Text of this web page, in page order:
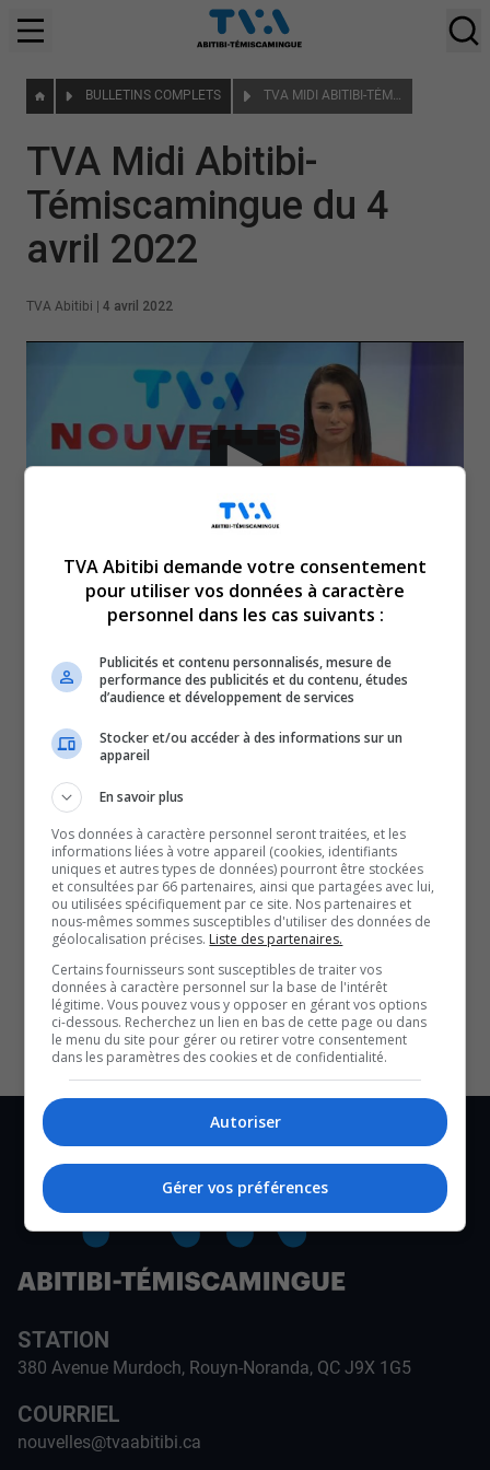
BULLETINS COMPLETS TVA MIDI ABITIBI-TÉMISCAMINGUE DU 4 AVRIL 2022
TVA Midi Abitibi-
Témiscamingue du 4
avril 2022
TVA Abitibi 4 avril 2022
En manchettes en ce lundi 4 avril 2022 :
De nouvelles règles d’isolement pour les travailleurs de
la santé.
Des événements régionaux annulés en raison de
la COVID-19…
QUESTION DU JOUR
Commentaires
SOUTENIR NOS MÉDIAS, C’EST PROTÉGER NOTRE
CULTURE ET NOTRE ÉCONOMIE
STATION
380 Avenue Murdoch, Rouyn-Noranda, QC J9X 1G5
COURRIEL
nouvelles@tvaabitibi.ca
TVA Abitibi demande votre consentement
pour utiliser vos données à caractère
personnel dans les cas suivants :
Publicités et contenu personnalisés, mesure de
performance des publicités et du contenu, études
d’audience et développement de services
Stocker et/ou accéder à des informations sur un
appareil
En savoir plus
Vos données à caractère personnel seront traitées, et les
informations liées à votre appareil (cookies, identifiants
uniques et autres types de données) pourront être stockées
et consultées par 66 partenaires, ainsi que partagées avec lui,
ou utilisées spécifiquement par ce site. Nos partenaires et
nous-mêmes sommes susceptibles d'utiliser des données de
géolocalisation précises. Liste des partenaires.
Certains fournisseurs sont susceptibles de traiter vos
données à caractère personnel sur la base de l'intérêt
légitime. Vous pouvez vous y opposer en gérant vos options
ci-dessous. Recherchez un lien en bas de cette page ou dans
le menu du site pour gérer ou retirer votre consentement
dans les paramètres des cookies et de confidentialité.
Autoriser
Gérer vos préférences